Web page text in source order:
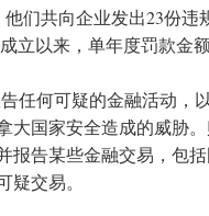
们共向企业发出23份
立以来，单年度罚款金
任何可疑的金融活动，
大国家安全造成的威胁
报告某些金融交易，包
交易。